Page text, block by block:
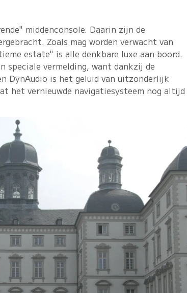
middenconsole. Daarin zijn de
Zoals mag worden verwacht van
estate" is alle denkbare luxe aan boord.
speciale vermelding, want dankzij de
DynAudio is het geluid van uitzonderlijk
het vernieuwde navigatiesysteem nog altijd